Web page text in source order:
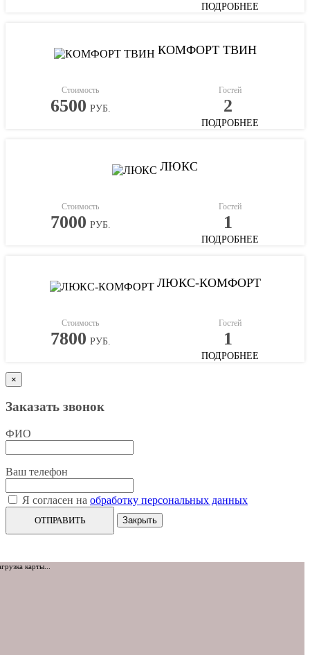
ПОДРОБНЕЕ
КОМФОРТ ТВИН
Стоимость
6500 РУБ.
Гостей
2
ПОДРОБНЕЕ
ЛЮКС
Стоимость
7000 РУБ.
Гостей
1
ПОДРОБНЕЕ
ЛЮКС-КОМФОРТ
Стоимость
7800 РУБ.
Гостей
1
ПОДРОБНЕЕ
×
Заказать звонок
ФИО
Ваш телефон
Я согласен на обработку персональных данных
ОТПРАВИТЬ Закрыть
карты...